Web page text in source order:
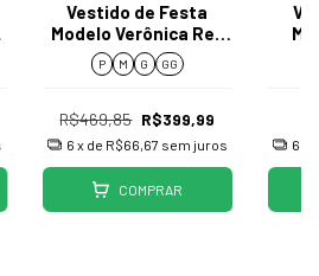
Vestido de Festa
Modelo Verônica Ref
050
P M G GG
R$469,85 R$399,99
6 x de R$66,67 sem juros
COMPRAR
6